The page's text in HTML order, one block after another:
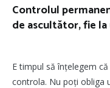
Controlul
de ascultător, fie
E timpul să înțelegem
controla. Nu poți obliga